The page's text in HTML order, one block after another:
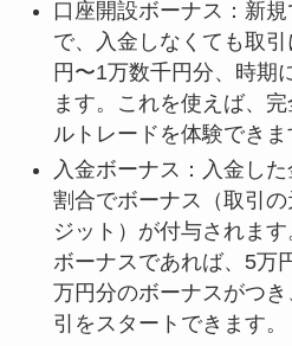
口座開設ボーナス：新
で、入金しなくても取
円〜1万数千円分、時期
ます。これを使えば、
ルトレードを体験できま
入金ボーナス：入金し
割合でボーナス（取引
ジット）が付与されま
ボーナスであれば、5万
万円分のボーナスがつ
引をスタートできます。